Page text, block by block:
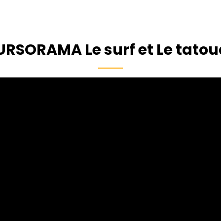
Le surf et Le